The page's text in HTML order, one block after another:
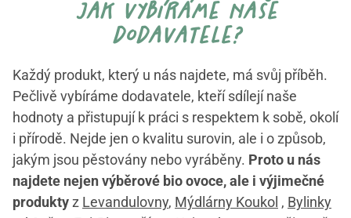
jak vybíráme naše
dodavatele?
Každý produkt, který u nás najdete, má svůj příběh.
Pečlivě vybíráme dodavatele, kteří sdílejí naše
hodnoty a přistupují k práci s respektem k sobě, okolí
i přírodě. Nejde jen o kvalitu surovin, ale i o způsob,
jakým jsou pěstovány nebo vyráběny. Proto u nás
najdete nejen výběrové bio ovoce, ale i výjimečné
produktyz Levandulovny, Mýdlárny Koukol , Bylinky